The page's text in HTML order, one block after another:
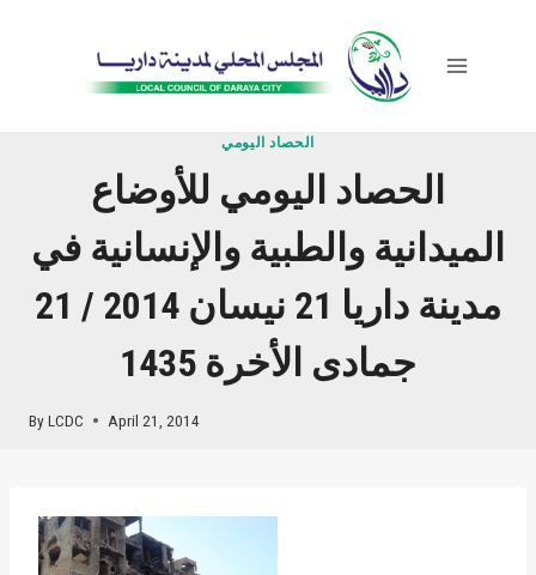
الحصاد اليومي
الحصاد اليومي للأوضاع
الميدانية والطبية والإنسانية في
مدينة داريا 21 نيسان 2014 / 21
جمادى الأخرة 1435
ByLCDC April 21, 2014